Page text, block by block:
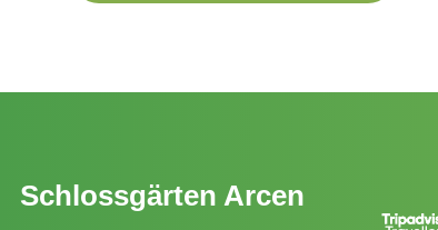
Schlossgärten Arcen